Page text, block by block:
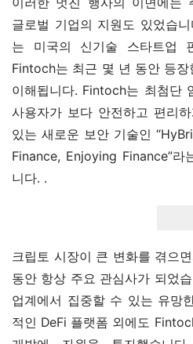
이러한 멋진 행사의 이면에는
글로벌 기업의 지원도 있었습
는 미국의 신기술 스타트업
Fintoch는 최근 몇 년 동안 등
이해됩니다. Fintoch는 최첨단
사용자가 보다 안전하고 편리
있는 새로운 보안 기술인
Finance, Enjoying Finance”라
니다. .
크립토 시장이 큰 변화를 겪으
동안 항상 주요 관심사가 되었
업계에서 집중할 수 있는 유망
적인 DeFi 플랫폼 외에도